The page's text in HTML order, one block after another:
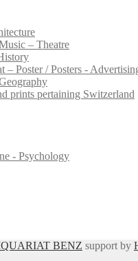
– Theatre
– Poster / Posters -
prints pertaining Switzerland
- Psychology
BENZ support by